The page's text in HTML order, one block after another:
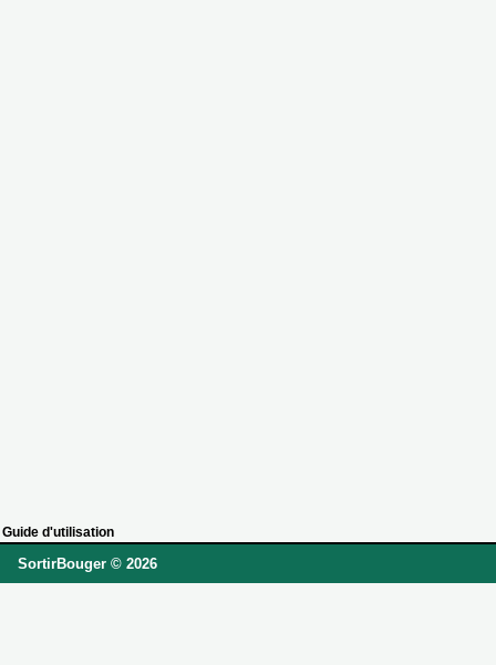
Guide d'utilisation
SortirBouger © 2026